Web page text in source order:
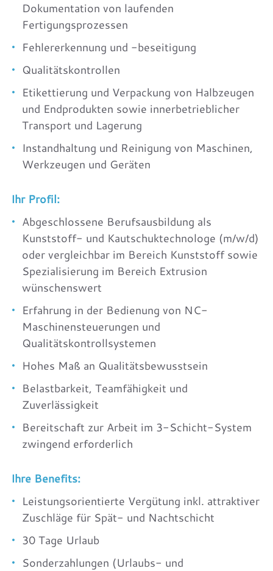
Dokumentation von laufenden
Fertigungsprozessen
Fehlererkennung und -beseitigung
Qualitätskontrollen
Etikettierung und Verpackung von Halbzeugen
und Endprodukten sowie innerbetrieblicher
Transport und Lagerung
Instandhaltung und Reinigung von Maschinen,
Werkzeugen und Geräten
Ihr Profil:
Abgeschlossene Berufsausbildung als
Kunststoff- und Kautschuktechnologe (m/w/d)
oder vergleichbar im Bereich Kunststoff sowie
Spezialisierung im Bereich Extrusion
wünschenswert
Erfahrung in der Bedienung von NC-
Maschinensteuerungen und
Qualitätskontrollsystemen
Hohes Maß an Qualitätsbewusstsein
Belastbarkeit, Teamfähigkeit und
Zuverlässigkeit
Bereitschaft zur Arbeit im 3-Schicht-System
zwingend erforderlich
Ihre Benefits:
Leistungsorientierte Vergütung inkl. attraktiver
Zuschläge für Spät- und Nachtschicht
30 Tage Urlaub
Sonderzahlungen (Urlaubs- und